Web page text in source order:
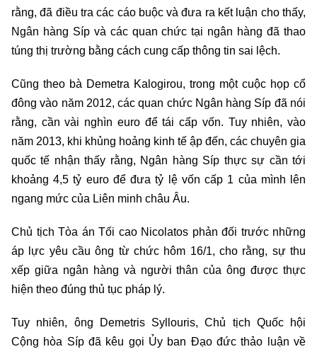
rằng, đã điều tra các cáo buộc và đưa ra kết luận cho thấy,
Ngân hàng Síp và các quan chức tại ngân hàng đã thao
túng thị trường bằng cách cung cấp thông tin sai lệch.
Cũng theo bà Demetra Kalogirou, trong một cuộc họp cổ
đông vào năm 2012, các quan chức Ngân hàng Síp đã nói
rằng, cần vài nghìn euro để tái cấp vốn. Tuy nhiên, vào
năm 2013, khi khủng hoảng kinh tế ập đến, các chuyên gia
quốc tế nhận thấy rằng, Ngân hàng Síp thực sự cần tới
khoảng 4,5 tỷ euro để đưa tỷ lệ vốn cấp 1 của mình lên
ngang mức của Liên minh châu Âu.
Chủ tịch Tòa án Tối cao Nicolatos phản đối trước những
áp lực yêu cầu ông từ chức hôm 16/1, cho rằng, sự thu
xếp giữa ngân hàng và người thân của ông được thực
hiện theo đúng thủ tục pháp lý.
Tuy nhiên, ông Demetris Syllouris, Chủ tịch Quốc hội
Cộng hòa Síp đã kêu gọi Ủy ban Đạo đức thảo luận về